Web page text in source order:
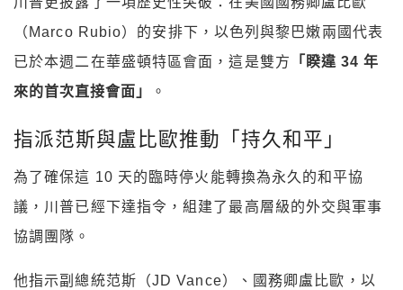
（Marco Rubio）的安排下，以色列與黎巴嫩兩國代表
已於本週二在華盛頓特區會面，這是雙方
「睽違 34 年
來的首次直接會面」
。
指派范斯與盧比歐推動「持久和平」
為了確保這 10 天的臨時停火能轉換為永久的和平協
議，川普已經下達指令，組建了最高層級的外交與軍事
協調團隊。
他指示副總統范斯（JD Vance）、國務卿盧比歐，以